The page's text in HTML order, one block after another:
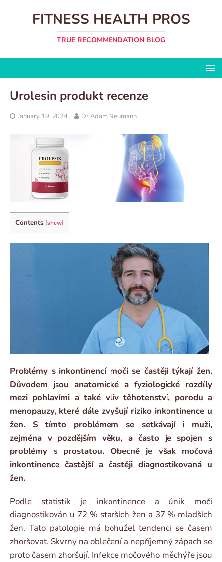
FITNESS HEALTH PROS
TRUE RECOMMENDATION BLOG
Urolesin produkt recenze
January 19, 2024 Dr Adam Neumann
Contents [show]
Problémy s inkontinencí moči se častěji týkají žen.
Důvodem jsou anatomické a fyziologické rozdíly
mezi pohlavími a také vliv těhotenství, porodu a
menopauzy, které dále zvyšují riziko inkontinence u
žen. S tímto problémem se setkávají i muži,
zejména v pozdějším věku, a často je spojen s
problémy s prostatou. Obecně je však močová
inkontinence častější a častěji diagnostikovaná u
žen.
Podle statistik je inkontinence a únik moči
diagnostikován u 72 % starších žen a 37 % mladších
žen. Tato patologie má bohužel tendenci se časem
zhoršovat. Skvrny na oblečení a nepříjemný zápach se
proto časem zhoršují. Infekce močového měchýře jsou